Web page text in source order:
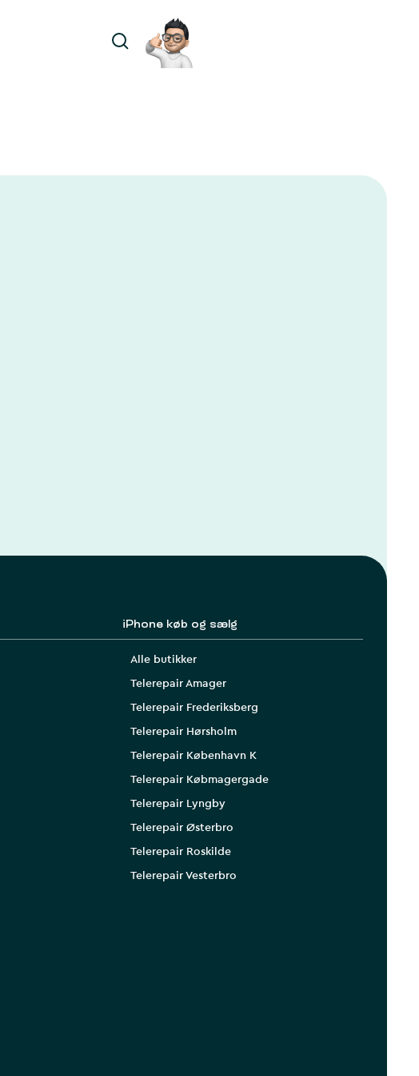
iPhone køb og sælg
Alle butikker
Telerepair Amager
Telerepair Frederiksberg
Telerepair Hørsholm
Telerepair København K
Telerepair Købmagergade
Telerepair Lyngby
Telerepair Østerbro
Telerepair Roskilde
Telerepair Vesterbro